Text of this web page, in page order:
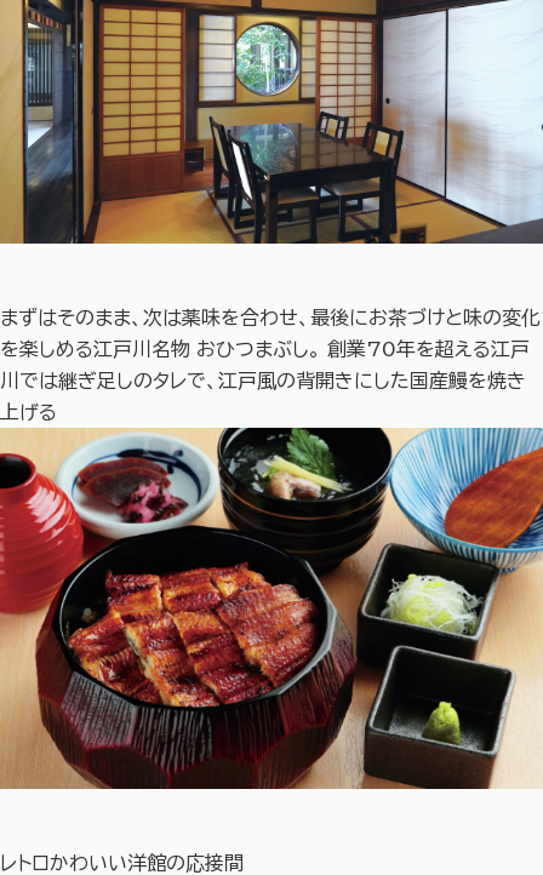
まずはそのまま、次は薬味を合わせ、最後にお茶づけと味の変化
を楽しめる江戸川名物 おひつまぶし。 創業70年を超える江戸
川では継ぎ足しのタレで、江戸風の背開きにした国産鰻を焼き
上げる
レトロかわいい洋館の応接間